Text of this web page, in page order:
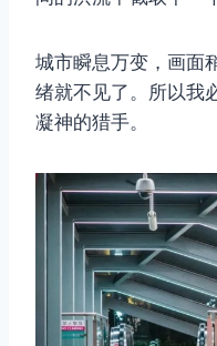
城市瞬息万变，画面
绪就不见了。所以我
凝神的猎手。